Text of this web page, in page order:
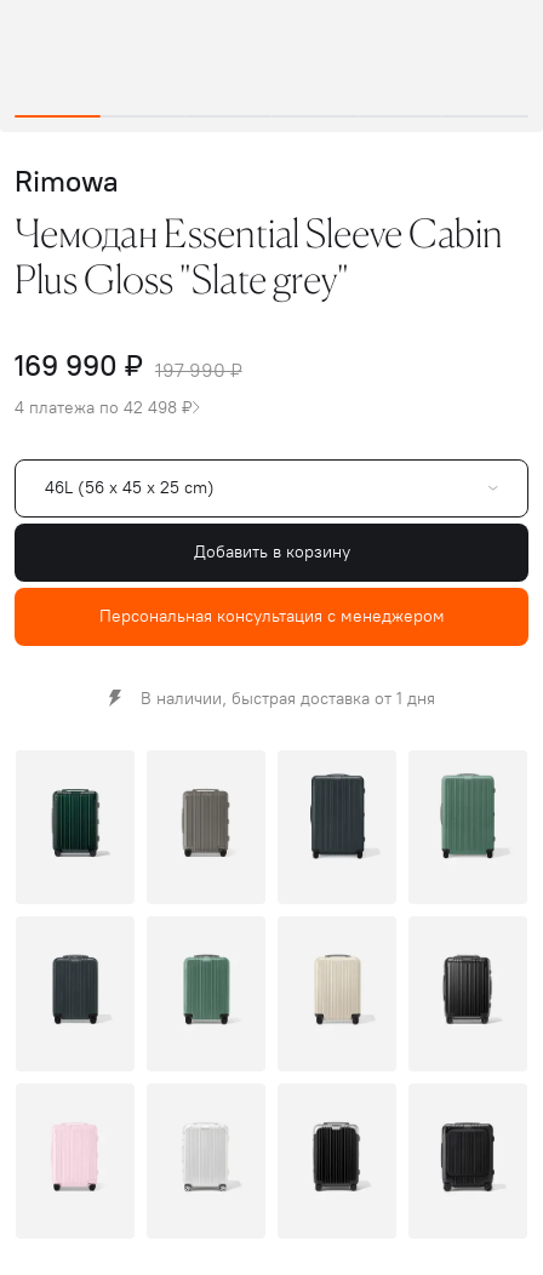
Rimowa
Чемодан Essential Sleeve Cabin
Plus Gloss "Slate grey"
169 990 ₽ 197 990 ₽
4 платежа по 42 498 ₽
46L (56 x 45 x 25 cm)
Добавить в корзину
Персональная консультация с менеджером
В наличии, быстрая доставка от 1 дня